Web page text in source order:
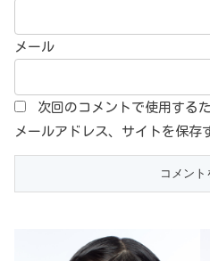
メール
次回のコメントで使用する
メールアドレス、サイトを保存